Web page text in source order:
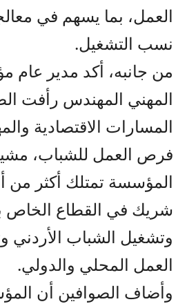
العمل، بما يسهم في
نسب التشغيل.
من جانبه، أكد مدير عام
المهني المهندس رأفت
المسارات الاقتصادية
فرص العمل للشباب،
المؤسسة تمتلك أكثر من
شريك في القطاع الخاص
وتشغيل الشباب الأردني
العمل المحلي والدولي.
وأضاف الصوافين أن